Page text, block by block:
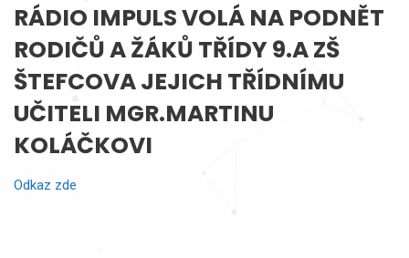
RÁDIO IMPULS VOLÁ NA PODNĚT
RODIČŮ A ŽÁKŮ TŘÍDY 9.A ZŠ
ŠTEFCOVA JEJICH TŘÍDNÍMU
UČITELI MGR.MARTINU
KOLÁČKOVI
Odkaz zde